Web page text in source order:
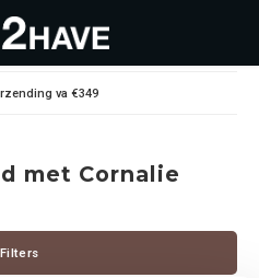
deals va €349
met Cornalie
Filters